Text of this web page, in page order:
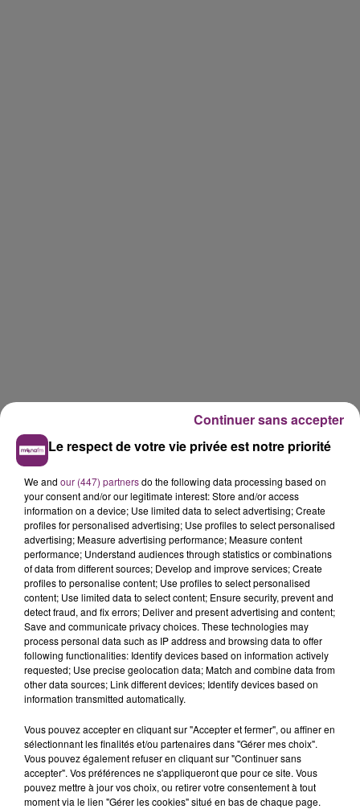
Le respect de votre vie privée est notre priorité
We and our (447) partnersdo the following data processing based on
your consent and/or our legitimate interest: Store and/or access
information on a device; Use limited data to select advertising; Create
profiles for personalised advertising; Use profiles to select personalised
advertising; Measure advertising performance; Measure content
performance; Understand audiences through statistics or combinations
of data from different sources; Develop and improve services; Create
profiles to personalise content; Use profiles to select personalised
content; Use limited data to select content; Ensure security, prevent and
detect fraud, and fix errors; Deliver and present advertising and content;
Save and communicate privacy choices. These technologies may
process personal data such as IP address and browsing data to offer
following functionalities: Identify devices based on information actively
requested; Use precise geolocation data; Match and combine data from
other data sources; Link different devices; Identify devices based on
information transmitted automatically.
Vous pouvez accepter en cliquant sur "Accepter et fermer", ou affiner en
sélectionnant les finalités et/ou partenaires dans "Gérer mes choix".
Vous pouvez également refuser en cliquant sur "Continuer sans
accepter". Vos préférences ne s'appliqueront que pour ce site. Vous
pouvez mettre à jour vos choix, ou retirer votre consentement à tout
moment via le lien "Gérer les cookies" situé en bas de chaque page.
Continuer sans accepter